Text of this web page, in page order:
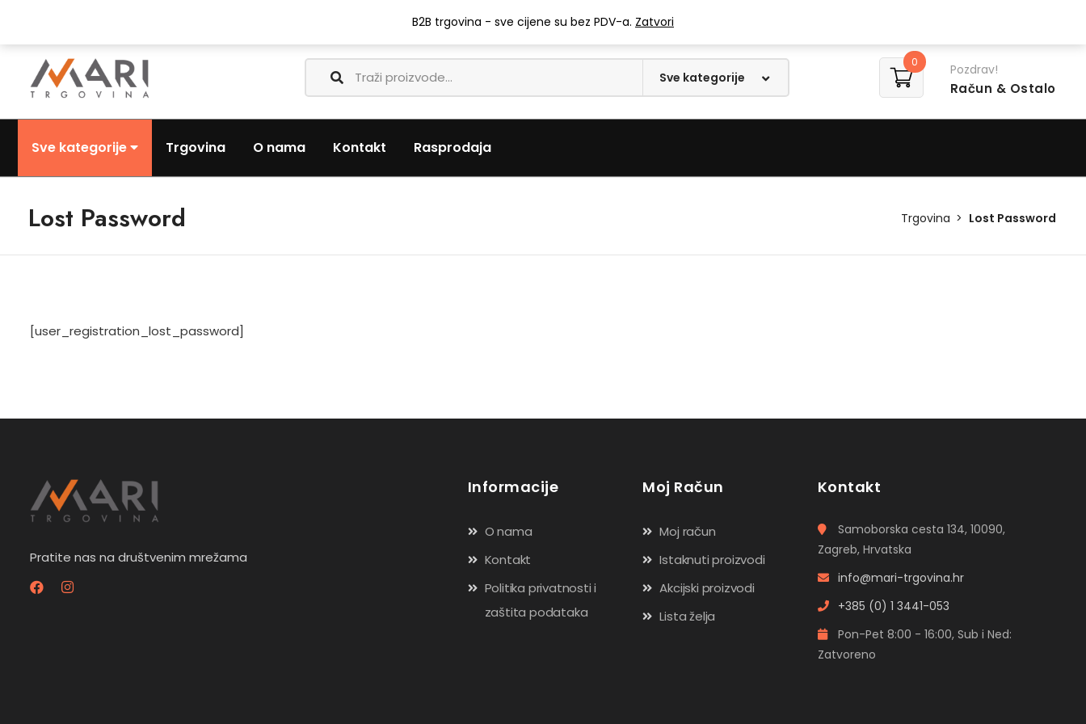
B2B trgovina - sve cijene su bez PDV-a. Zatvori
info@mari-trgovina.hr
0 Pozdrav!
Račun & Ostalo
Sve kategorije Trgovina O nama Kontakt Rasprodaja
Lost Password Trgovina Lost Password
[user_registration_lost_password]
Pratite nas na društvenim mrežama
Informacije
O nama
Kontakt
Politika privatnosti i
zaštita podataka
Moj Račun
Moj račun
Istaknuti proizvodi
Akcijski proizvodi
Lista želja
Kontakt
Samoborska cesta 134, 10090,
Zagreb, Hrvatska
info@mari-trgovina.hr
+385 (0) 1 3441-053
Pon-Pet 8:00 - 16:00, Sub i Ned:
Zatvoreno